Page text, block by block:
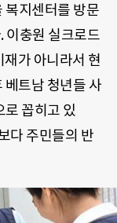
복지센터를 방문
이충원 실크로드
가 아니라서 현
베트남 청년들 사
로 꼽히고 있
다 주민들의 반